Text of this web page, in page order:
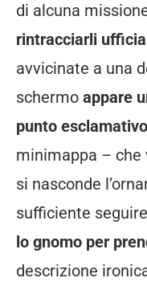
di alcuna
rintracciarli
avvicinate a una
schermo appare
punto esclamativo
minimappa – che
si nasconde
sufficiente
lo gnomo per
descrizione